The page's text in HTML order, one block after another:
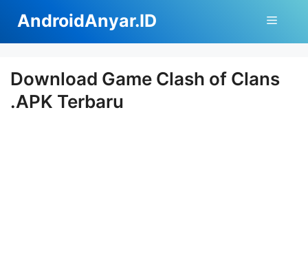
isi
AndroidAnyar.ID Menu
Download Game Clash of Clans
.APK Terbaru